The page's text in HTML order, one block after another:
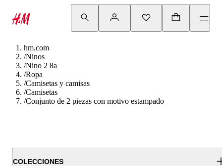
hm.com
/Ninos
/Nino 2 8a
/Ropa
/Camisetas y camisas
/Camisetas
/Conjunto de 2 piezas con motivo estampado
COLECCIONES